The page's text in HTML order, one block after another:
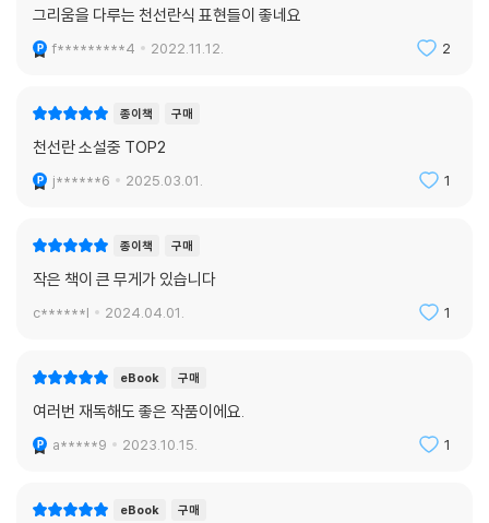
그리움을 다루는 천선란식 표현들이 좋네요
f*********4 2022.11.12. 2
종이책 구매
천선란 소설중 TOP2
j******6 2025.03.01. 1
종이책 구매
작은 책이 큰 무게가 있습니다
c******l 2024.04.01. 1
eBook 구매
여러번 재독해도 좋은 작품이에요.
a*****9 2023.10.15. 1
eBook 구매